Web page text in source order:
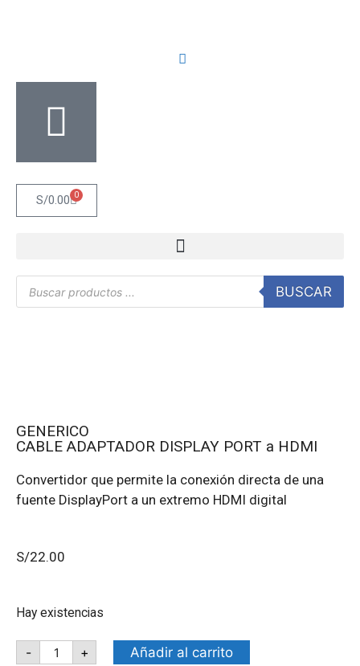
S/0.00 0
BUSCAR
GENERICO
CABLE ADAPTADOR DISPLAY PORT a HDMI
Convertidor que permite la conexión directa de una
fuente DisplayPort a un extremo HDMI digital
S/22.00
Hay existencias
- + Añadir al carrito